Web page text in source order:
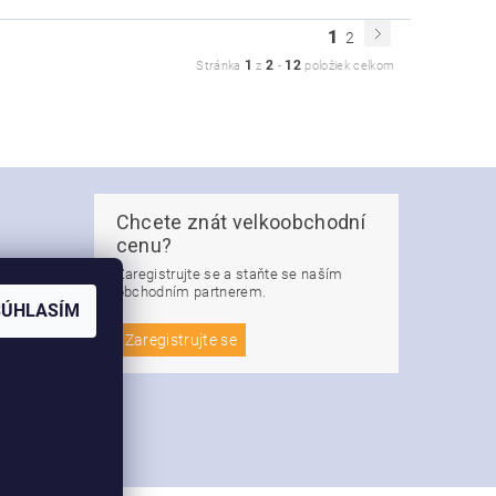
1 2
Stránka 1 z2 - 12 položiek celkom
Chcete znát velkoobchodní
cenu?
Zaregistrujte se a staňte se naším
obchodním partnerem.
Zaregistrujte se